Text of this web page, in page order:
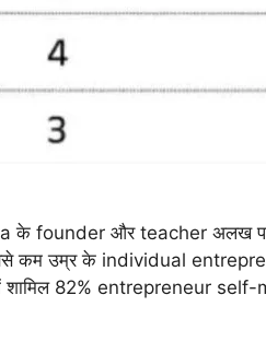
के founder और teacher अलख
कम उम्र के individual
शामिल 82% entrepreneur self-